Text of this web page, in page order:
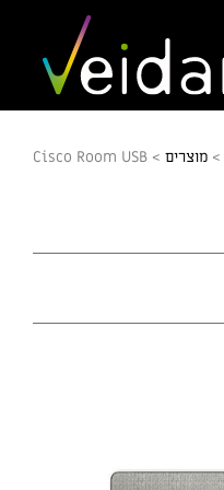
> מוצרים >
Cisco Room USB